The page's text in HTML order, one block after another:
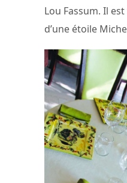
Lou Fassum. Il
d’une étoile